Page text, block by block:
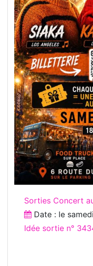
Sorties Concert
Date : le
Idée sortie n°